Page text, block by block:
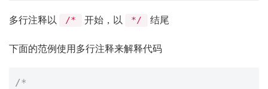
多行注释以 /* 开始，以 */ 结尾
下面的范例使用多行注释来解释代码
/*